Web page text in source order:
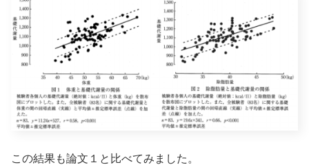
この結果も論文１と比べてみました。